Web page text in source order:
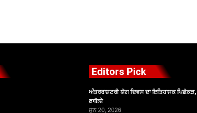
Editors Pick
ਅੰਤਰਰਾਸ਼ਟਰੀ ਯੋਗ ਦਿਵਸ ਦਾ ਇਤਿਹਾਸਕ
ਫ਼ਾਇਦੇ
ਜੂਨ 20, 2026